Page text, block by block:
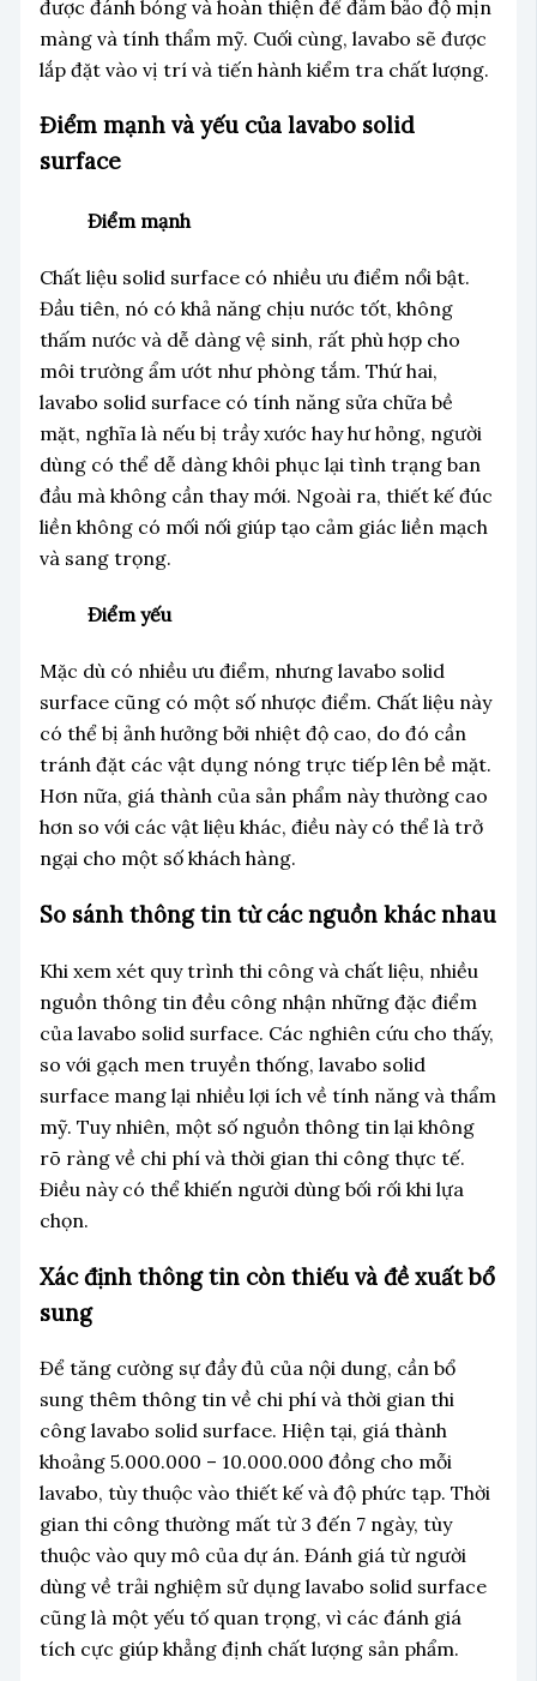
được đánh bóng và hoàn thiện để đảm bảo độ mịn
màng và tính thẩm mỹ. Cuối cùng, lavabo sẽ được
lắp đặt vào vị trí và tiến hành kiểm tra chất lượng.
Điểm mạnh và yếu của lavabo solid
surface
Điểm mạnh
Chất liệu solid surface có nhiều ưu điểm nổi bật.
Đầu tiên, nó có khả năng chịu nước tốt, không
thấm nước và dễ dàng vệ sinh, rất phù hợp cho
môi trường ẩm ướt như phòng tắm. Thứ hai,
lavabo solid surface có tính năng sửa chữa bề
mặt, nghĩa là nếu bị trầy xước hay hư hỏng, người
dùng có thể dễ dàng khôi phục lại tình trạng ban
đầu mà không cần thay mới. Ngoài ra, thiết kế đúc
liền không có mối nối giúp tạo cảm giác liền mạch
và sang trọng.
Điểm yếu
Mặc dù có nhiều ưu điểm, nhưng lavabo solid
surface cũng có một số nhược điểm. Chất liệu này
có thể bị ảnh hưởng bởi nhiệt độ cao, do đó cần
tránh đặt các vật dụng nóng trực tiếp lên bề mặt.
Hơn nữa, giá thành của sản phẩm này thường cao
hơn so với các vật liệu khác, điều này có thể là trở
ngại cho một số khách hàng.
So sánh thông tin từ các nguồn khác nhau
Khi xem xét quy trình thi công và chất liệu, nhiều
nguồn thông tin đều công nhận những đặc điểm
của lavabo solid surface. Các nghiên cứu cho thấy,
so với gạch men truyền thống, lavabo solid
surface mang lại nhiều lợi ích về tính năng và thẩm
mỹ. Tuy nhiên, một số nguồn thông tin lại không
rõ ràng về chi phí và thời gian thi công thực tế.
Điều này có thể khiến người dùng bối rối khi lựa
chọn.
Xác định thông tin còn thiếu và đề xuất bổ
sung
Để tăng cường sự đầy đủ của nội dung, cần bổ
sung thêm thông tin về chi phí và thời gian thi
công lavabo solid surface. Hiện tại, giá thành
khoảng 5.000.000 – 10.000.000 đồng cho mỗi
lavabo, tùy thuộc vào thiết kế và độ phức tạp. Thời
gian thi công thường mất từ 3 đến 7 ngày, tùy
thuộc vào quy mô của dự án. Đánh giá từ người
dùng về trải nghiệm sử dụng lavabo solid surface
cũng là một yếu tố quan trọng, vì các đánh giá
tích cực giúp khẳng định chất lượng sản phẩm.